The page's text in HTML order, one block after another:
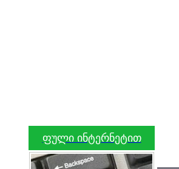
ფული ინტერნეტით